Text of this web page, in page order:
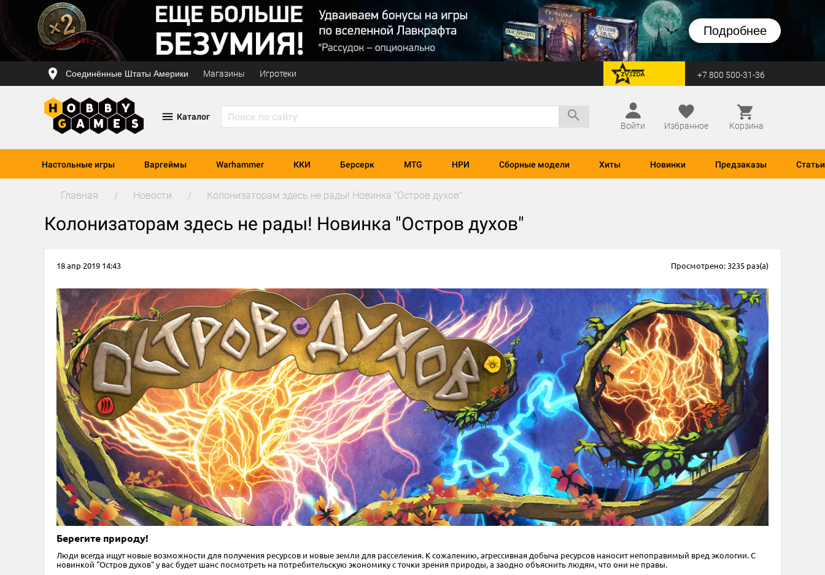
Подробнее
Соединённые Штаты Америки Магазины Игротеки перейти на Zvezda +7 800 500-31-36
Каталог
Войти
Избранное Корзина
Настольные игры Варгеймы Warhammer ККИ Берсерк MTG НРИ Сборные модели Хиты Новинки Предзаказы Статьи
Главная Новости Колонизаторам здесь не рады! Новинка "Остров духов"
Колонизаторам здесь не рады! Новинка "Остров духов"
18 апр 2019 14:43 Просмотрено: 3235 раз(а)
Берегите природу!
Люди всегда ищут новые возможности для получения ресурсов и новые земли для расселения. К сожалению, агрессивная добыча ресурсов наносит непоправимый вред экологии. С
новинкой "Остров духов" у вас будет шанс посмотреть на потребительскую экономику с точки зрения природы, а заодно объяснить людям, что они не правы.